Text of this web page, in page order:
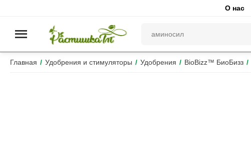
О нас
Главная / Удобрения и стимуляторы / Удобрения / BioBizz™ БиоБизз /